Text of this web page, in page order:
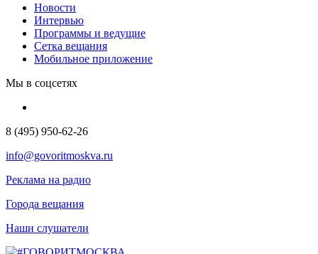
Новости
Интервью
Программы и ведущие
Сетка вещания
Мобильное приложение
Мы в соцсетях
8 (495) 950-62-26
info@govoritmoskva.ru
Реклама на радио
Города вещания
Наши слушатели